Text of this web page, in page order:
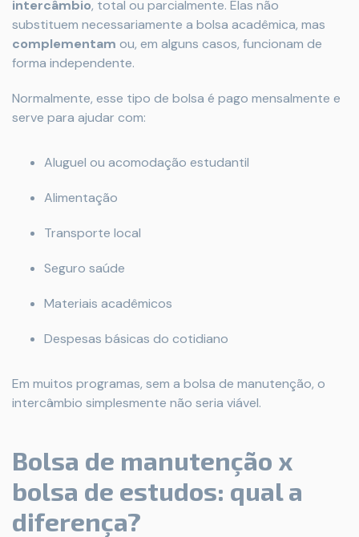
intercâmbio, total ou parcialmente. Elas não
substituem necessariamente a bolsa acadêmica, mas
complementam ou, em alguns casos, funcionam de
forma independente.
Normalmente, esse tipo de bolsa é pago mensalmente e
serve para ajudar com:
Aluguel ou acomodação estudantil
Alimentação
Transporte local
Seguro saúde
Materiais acadêmicos
Despesas básicas do cotidiano
Em muitos programas, sem a bolsa de manutenção, o
intercâmbio simplesmente não seria viável.
Bolsa de manutenção x
bolsa de estudos: qual a
diferença?